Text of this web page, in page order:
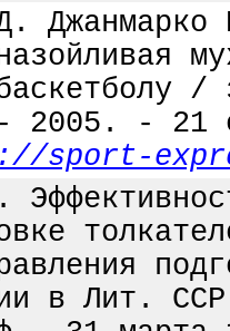
- 2005. -
sport-
в Лит.